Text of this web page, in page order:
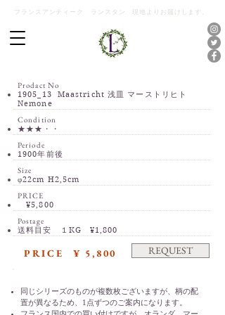
フランスアンティーク ランスタン 現地よりお届けします。
Prodact No
1905_13 Maastricht 浅皿 マーストリヒト
Nemone
Condition
​★★★・・
Periode
1900年前後
Size
φ22cm H2,5cm
PRICE
¥5,800
Postage
​送料目安 １KG ¥1,800
PRICE ¥ 5,800 REQUEST
同じシリーズのものが複数枚ございますが、柄の配
置が異なるため、1点ずつのご案内になります。